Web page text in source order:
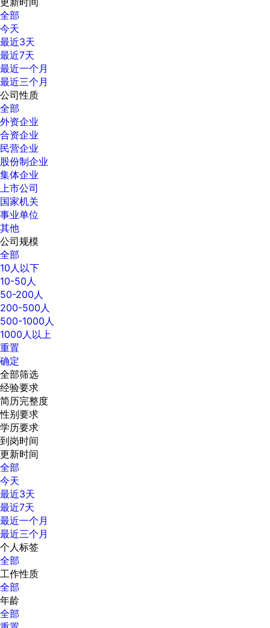
全部
今天
最近3天
最近7天
最近一个月
最近三个月
公司性质
全部
外资企业
合资企业
民营企业
股份制企业
集体企业
上市公司
国家机关
事业单位
其他
公司规模
全部
10人以下
10-50人
50-200人
200-500人
500-1000人
1000人以上
重置
确定
全部筛选
经验要求
简历完整度
性别要求
学历要求
到岗时间
更新时间
全部
今天
最近3天
最近7天
最近一个月
最近三个月
个人标签
全部
工作性质
全部
年龄
全部